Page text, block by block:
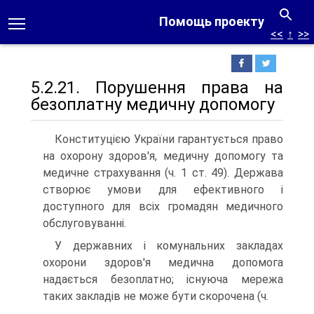
Помощь проекту
<< ↑ >>
5.2.21. Порушення права на
безоплатну медичну допомогу
Конституцією України гарантується право
на охорону здоров'я, медичну допомогу та
медичне страхування (ч. 1 ст. 49). Держава
створює умови для ефективного і
доступного для всіх громадян медичного
обслуговуванні.
У державних і комунальних закладах
охорони здоров'я медична допомога
надається безоплатно; існуюча мережа
таких закладів не може бути скорочена (ч.